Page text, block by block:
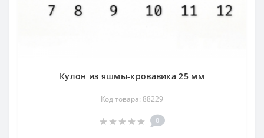
Кулон из яшмы-кровавика 25 мм
Код товара: 88229
0